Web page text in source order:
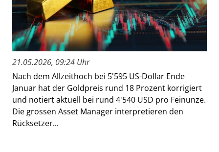
21.05.2026, 09:24 Uhr
Nach dem Allzeithoch bei 5'595 US-Dollar Ende
Januar hat der Goldpreis rund 18 Prozent korrigiert
und notiert aktuell bei rund 4'540 USD pro Feinunze.
Die grossen Asset Manager interpretieren den
Rücksetzer...